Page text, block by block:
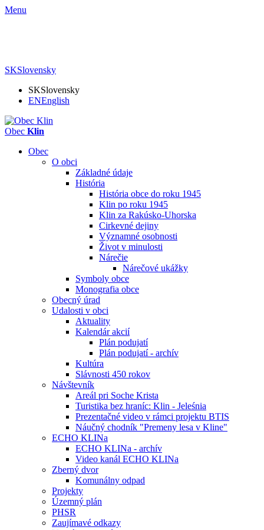
Menu
SKSlovensky
SKSlovensky
ENEnglish
Obec Klin
Obec
O obci
Základné údaje
História
História obce do roku 1945
Klin po roku 1945
Klin za Rakúsko-Uhorska
Cirkevné dejiny
Významné osobnosti
Život v minulosti
Nárečie
Nárečové ukážky
Symboly obce
Monografia obce
Obecný úrad
Udalosti v obci
Aktuality
Kalendár akcií
Plán podujatí
Plán podujatí - archív
Kultúra
Slávnosti 450 rokov
Návštevník
Areál pri Soche Krista
Turistika bez hraníc: Klin - Jeleśnia
Prezentačné video v rámci projektu BTIS
Náučný chodník "Premeny lesa v Kline"
ECHO KLINa
ECHO KLINa - archív
Video kanál ECHO KLINa
Zberný dvor
Komunálny odpad
Projekty
Územný plán
PHSR
Zaujímavé odkazy